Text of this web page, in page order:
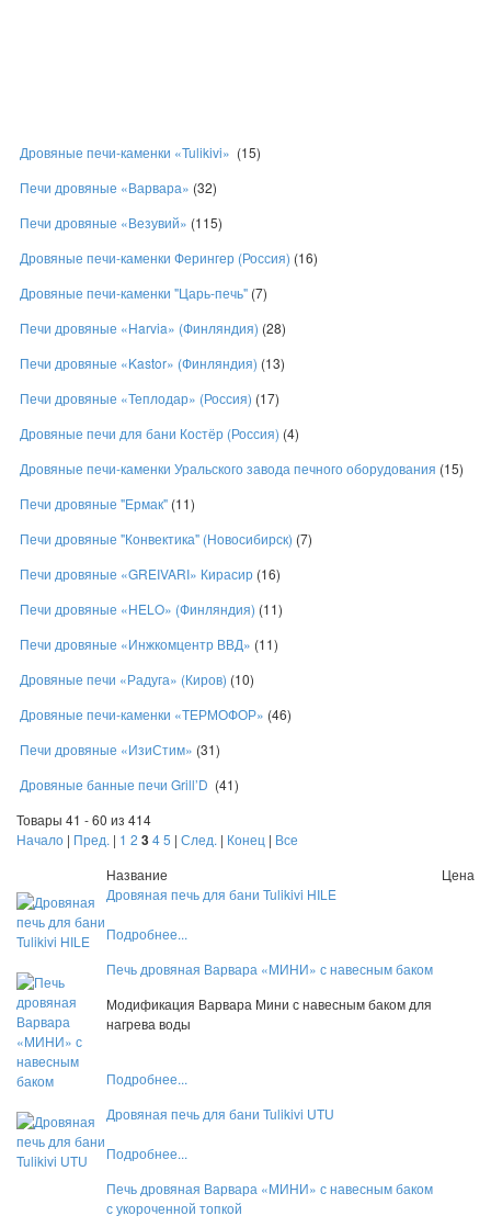
Дровяные печи-каменки «Tulikivi» (15)
Печи дровяные «Варвара» (32)
Печи дровяные «Везувий» (115)
Дровяные печи-каменки Ферингер (Россия) (16)
Дровяные печи-каменки "Царь-печь" (7)
Печи дровяные «Harvia» (Финляндия) (28)
Печи дровяные «Kastor» (Финляндия) (13)
Печи дровяные «Теплодар» (Россия) (17)
Дровяные печи для бани Костёр (Россия) (4)
Дровяные печи-каменки Уральского завода печного оборудования (15)
Печи дровяные "Ермак" (11)
Печи дровяные "Конвектика" (Новосибирск) (7)
Печи дровяные «GREIVARI» Кирасир (16)
Печи дровяные «HELO» (Финляндия) (11)
Печи дровяные «Инжкомцентр ВВД» (11)
Дровяные печи «Радуга» (Киров) (10)
Дровяные печи-каменки «ТЕРМОФОР» (46)
Печи дровяные «ИзиСтим» (31)
Дровяные банные печи Grill’D (41)
Товары 41 - 60 из 414
Начало | Пред. | 1 2 345 | След. | Конец | Все
Название
Цена
Дровяная печь для бани Tulikivi HILE
Подробнее...
Печь дровяная Варвара «МИНИ» с навесным баком
Модификация Варвара Мини с навесным баком для
нагрева воды
Подробнее...
Дровяная печь для бани Tulikivi UTU
Подробнее...
Печь дровяная Варвара «МИНИ» с навесным баком
с укороченной топкой